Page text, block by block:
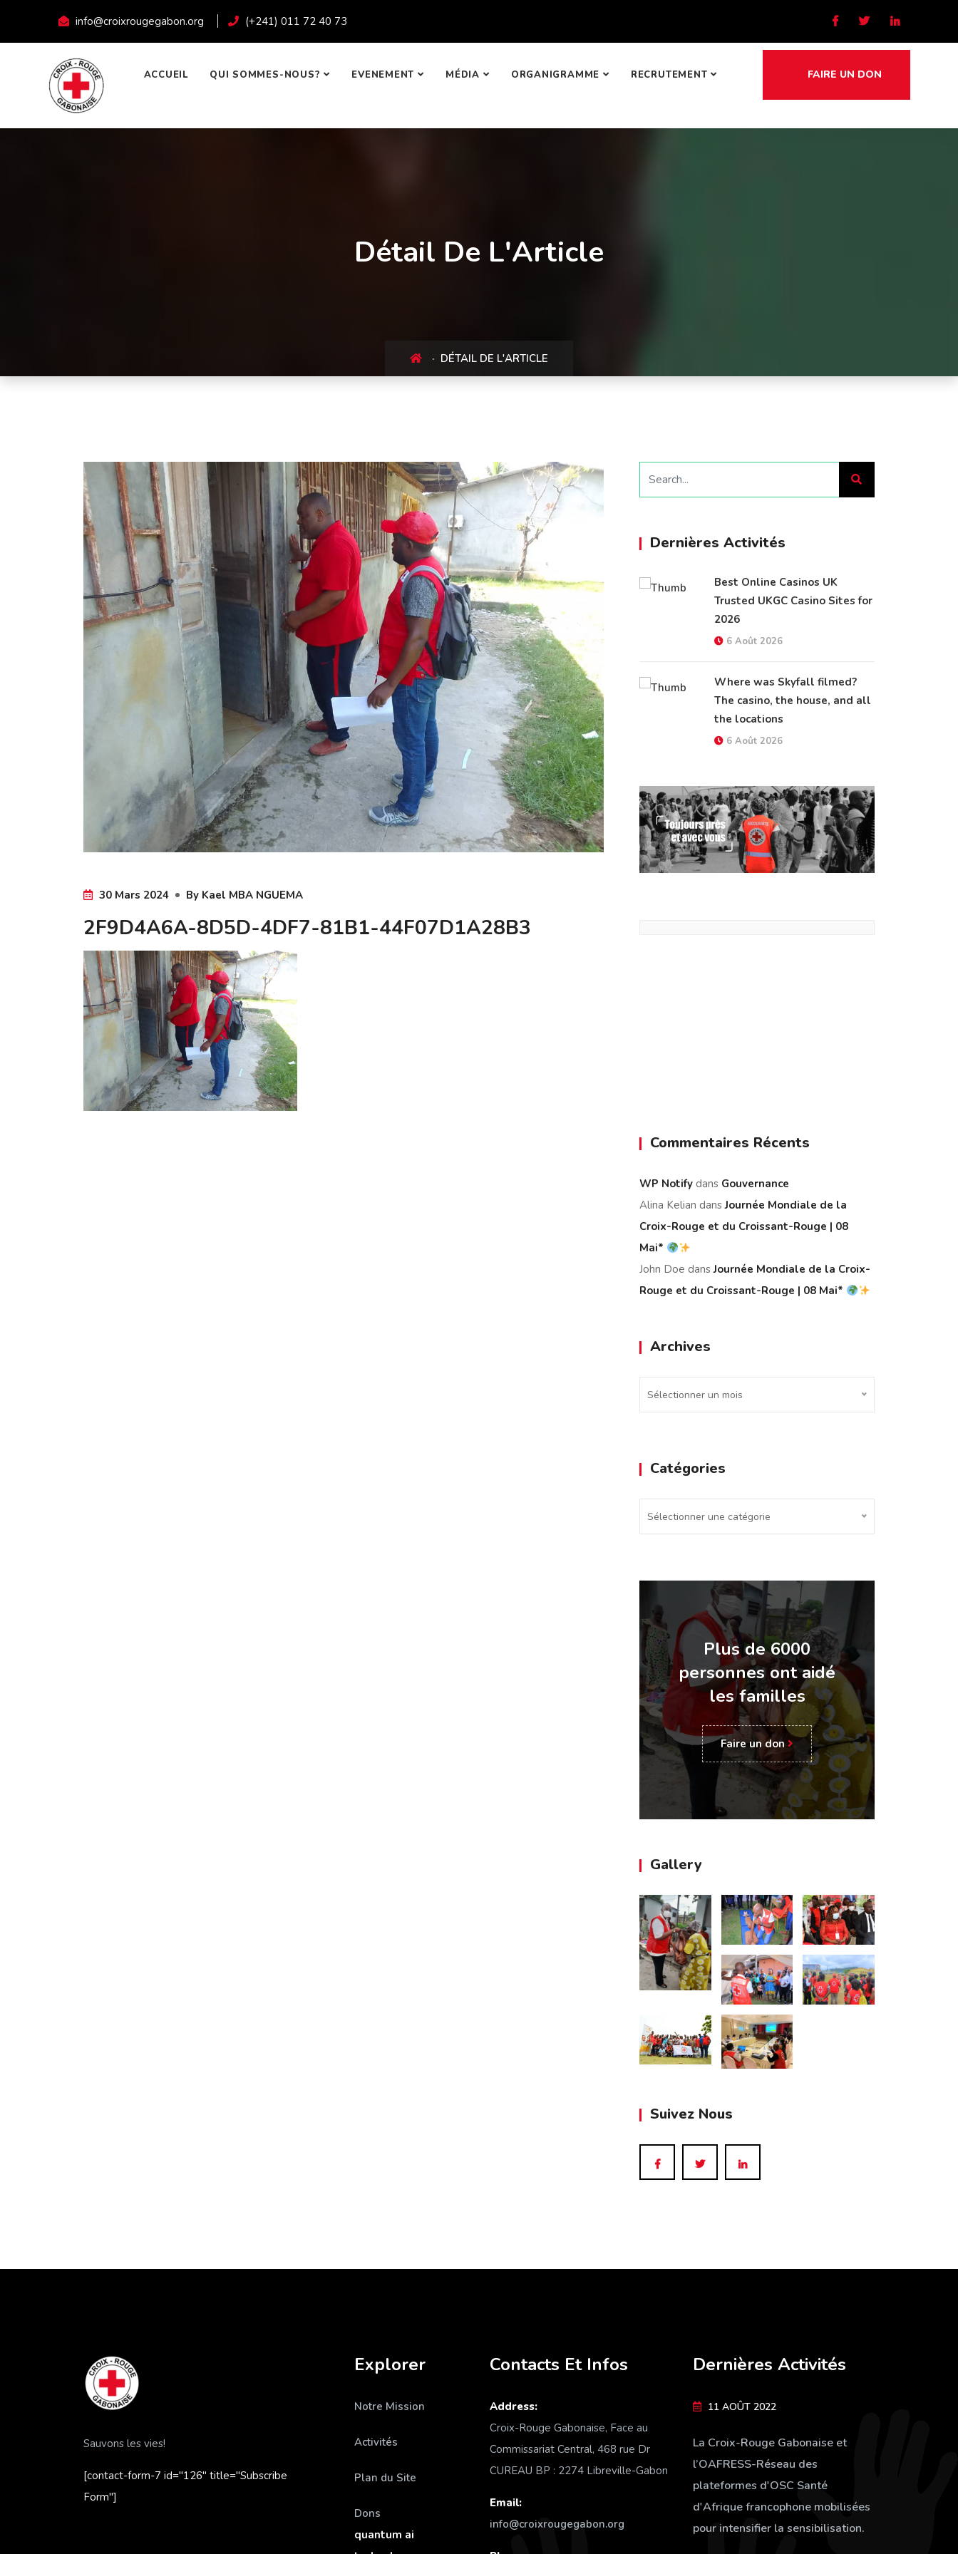
info@croixrougegabon.org (+241) 011 72 40 73
FAIRE UN DON
ACCUEIL QUI SOMMES-NOUS? EVENEMENT MÉDIA ORGANIGRAMME RECRUTEMENT
Détail De L'Article
DÉTAIL DE L'ARTICLE
30 Mars 2024 By Kael MBA NGUEMA
2F9D4A6A-8D5D-4DF7-81B1-44F07D1A28B3
Dernières Activités
Best Online Casinos UK
Trusted UKGC Casino Sites for
2026
6 Août 2026
Where was Skyfall filmed?
The casino, the house, and all
the locations
6 Août 2026
Commentaires Récents
WP Notify dans Gouvernance
Alina Kelian dansJournée Mondiale de la
Croix-Rouge et du Croissant-Rouge | 08
Mai*
John Doe dansJournée Mondiale de la Croix-
Rouge et du Croissant-Rouge | 08 Mai*
Archives
Archives
Sélectionner un mois
Catégories
Catégories
Sélectionner une catégorie
Plus de 6000
personnes ont aidé
les familles
Faire un don
Gallery
Suivez Nous
Sauvons les vies!
[contact-form-7 id="126" title="Subscribe
Form"]
Explorer
Notre Mission
Activités
Plan du Site
Dons
quantum ai
Contacts Et Infos
Address:
Croix-Rouge Gabonaise, Face au
Commissariat Central, 468 rue Dr
CUREAU BP : 2274 Libreville-Gabon
Email:
info@croixrougegabon.org
Dernières Activités
11 AOÛT 2022
La Croix-Rouge Gabonaise et
l’OAFRESS-Réseau des
plateformes d'OSC Santé
d'Afrique francophone mobilisées
pour intensifier la sensibilisation.